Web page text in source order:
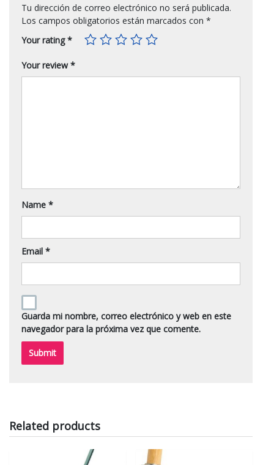
Tu dirección de correo electrónico no será publicada.
Los campos obligatorios están marcados con *
Your rating*
Your review*
Name *
Email *
Guarda mi nombre, correo electrónico y web en este
navegador para la próxima vez que comente.
Related products